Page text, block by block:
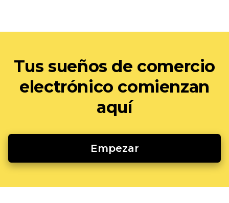
Tus sueños de comercio
electrónico comienzan
aquí
Empezar